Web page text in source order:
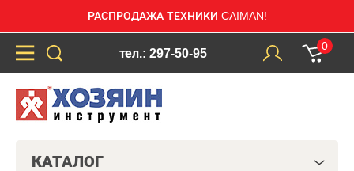
РАСПРОДАЖА ТЕХНИКИ CAIMAN!
тел.: 297-50-95
0
КАТАЛОГ